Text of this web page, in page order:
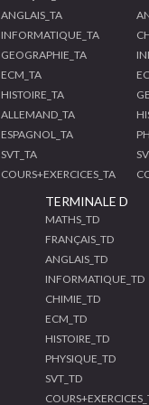
ANGLAIS_TA
INFORMATIQUE_TA
GEOGRAPHIE_TA
ECM_TA
HISTOIRE_TA
ALLEMAND_TA
ESPAGNOL_TA
SVT_TA
COURS+EXERCICES_TA
TERMINALE D
MATHS_TD
FRANÇAIS_TD
ANGLAIS_TD
INFORMATIQUE_TD
CHIMIE_TD
ECM_TD
HISTOIRE_TD
PHYSIQUE_TD
SVT_TD